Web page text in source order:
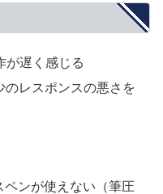
が遅く感じる
のレスポンスの悪さを
ンが使えない（筆圧